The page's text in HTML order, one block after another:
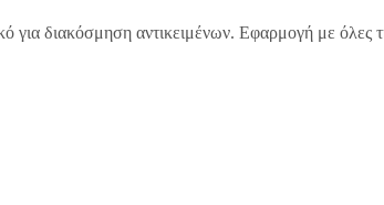
για διακόσμηση αντικειμένων. Εφαρμογή με όλες